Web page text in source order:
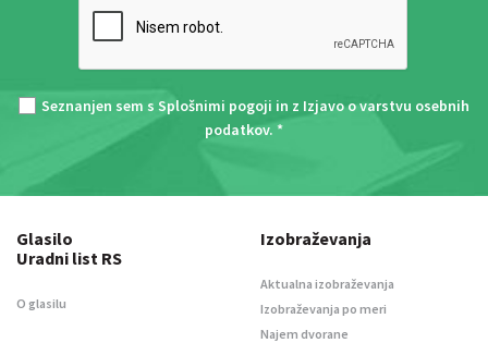
Seznanjen sem s Splošnimi pogoji in z Izjavo o varstvu osebnih
podatkov. *
Glasilo
Uradni list RS
O glasilu
Izobraževanja
Aktualna izobraževanja
Izobraževanja po meri
Najem dvorane